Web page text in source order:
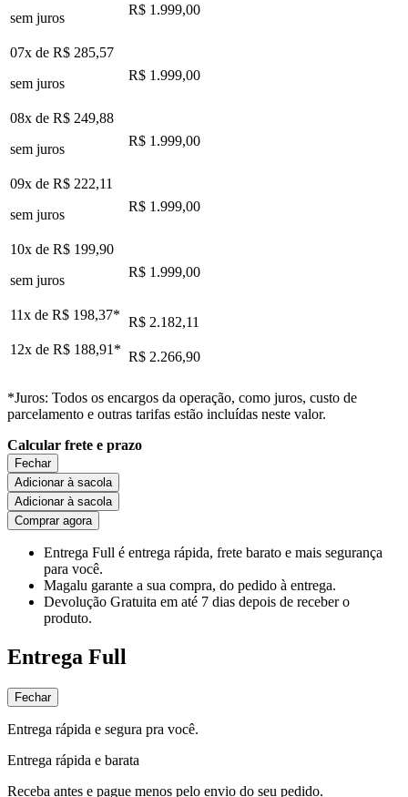
sem juros
R$ 1.999,00
07x de R$ 285,57
sem juros
R$ 1.999,00
08x de R$ 249,88
sem juros
R$ 1.999,00
09x de R$ 222,11
sem juros
R$ 1.999,00
10x de R$ 199,90
sem juros
R$ 1.999,00
11x de R$ 198,37* R$ 2.182,11
12x de R$ 188,91 * R$ 2.266,90
*Juros: Todos os encargos da operação, como juros, custo de
parcelamento e outras tarifas estão incluídas neste valor.
Calcular frete e prazo
Fechar
Adicionar à sacola
Adicionar à sacola
Comprar agora
Entrega Full é entrega rápida, frete barato e mais segurança
para você.
Magalu garante a sua compra, do pedido à entrega.
Devolução Gratuita em até 7 dias depois de receber o
produto.
Entrega Full
Fechar
Entrega rápida e segura pra você.
Entrega rápida e barata
Receba antes e pague menos pelo envio do seu pedido.